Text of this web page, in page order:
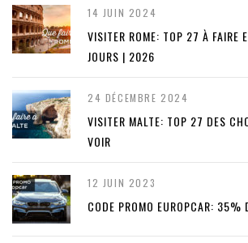
14 JUIN 2024
VISITER ROME: TOP 27 À FAIRE
JOURS | 2026
24 DÉCEMBRE 2024
VISITER MALTE: TOP 27 DES
VOIR
12 JUIN 2023
CODE PROMO EUROPCAR: 35%